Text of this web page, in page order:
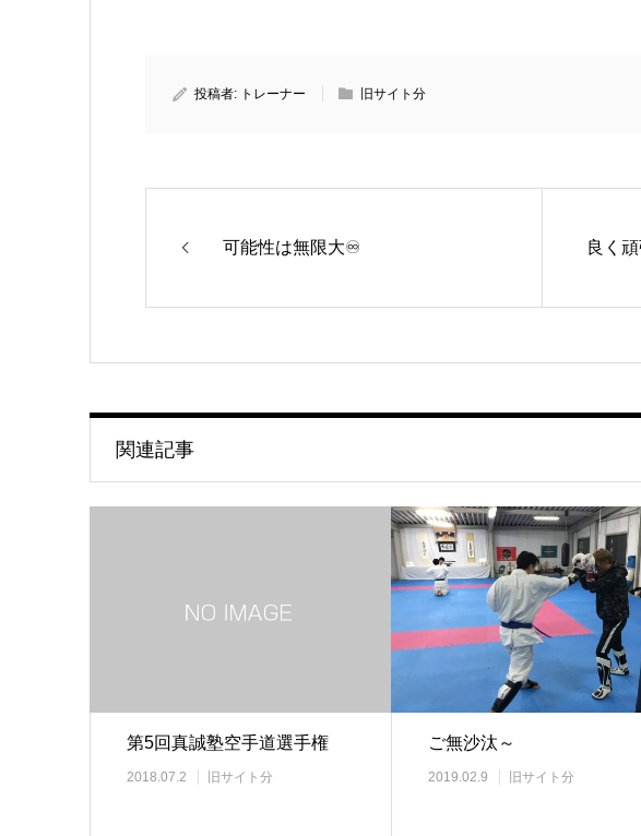
投稿者: トレーナー 旧サイト分
可能性は無限大♾
関連記事
第5回真誠塾空手道選手権
2018.07.2 旧サイト分
ご無沙汰～
2019.02.9 旧サイト分